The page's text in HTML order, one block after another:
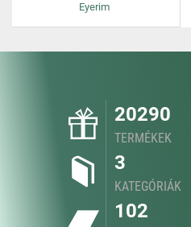
Eyerim
20290
TERMÉKEK
3
KATEGÓRIÁK
102